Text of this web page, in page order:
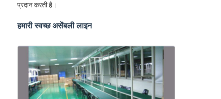
प्रदान करती है।
हमारी स्वच्छ असेंबली लाइन